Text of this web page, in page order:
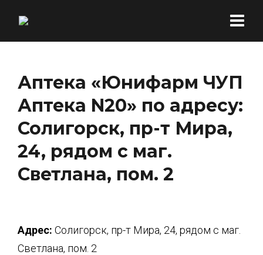
Аптека «Юнифарм ЧУП
Аптека N20» по адресу:
Солигорск, пр-т Мира,
24, рядом с маг.
Светлана, пом. 2
Адрес: Солигорск, пр-т Мира, 24, рядом с маг.
Светлана, пом. 2